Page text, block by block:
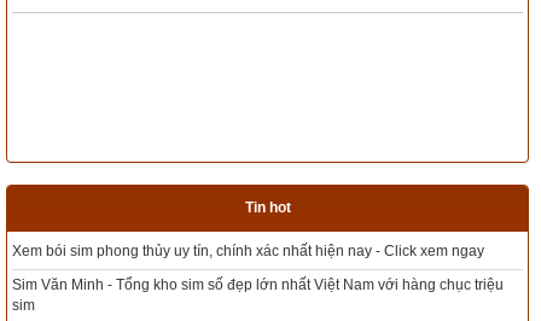
Tin hot
xem ngay
hàng chục triệu
Tổng kho sim phong thủy - Sim hợp tuổi - Sim hợp mệnh giá